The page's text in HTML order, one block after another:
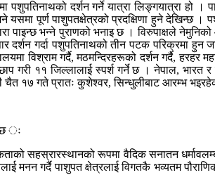
दर्शन गर्ने यात्रा लिङ्गयात्रा हो ।
यसमा पूर्ण पाशुपतक्षेत्रको प्रदक्षिणा हुने देखिन्छ
पाइन्छ भन्ने पुराणको भनाइ छ । विरुपाक्षले
दर्शन गर्दा पशुपतिनाथको तीन पटक परिक्रमा
विश्राम गर्दै, मठमन्दिरहरूको दर्शन गर्दै, हरहर
गरी ११ जिल्लालाई स्पर्श गर्ने छ । नेपाल, भारत
चैत १७ गते प्रातः कुशेश्वर, सिन्धुलीबाट आरम्भ
छ ः
सहस्रारस्थानको रूपमा वैदिक सनातन
मनन गर्दै पाशुपत क्षेत्रलाई विगतकै भव्यतम